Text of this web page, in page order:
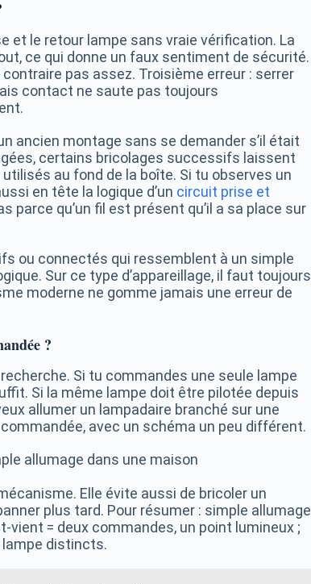
et le retour lampe sans vraie vérification. La
ce qui donne un faux sentiment de sécurité.
pas assez. Troisième erreur : serrer
contact ne saute pas toujours
ancien montage sans se demander s’il était
certains bricolages successifs laissent
au fond de la boîte. Si tu observes un
en tête la logique d’un circuit prise et
parce qu’un fil est présent qu’il a sa place sur
ou connectés qui ressemblent à un simple
Sur ce type d’appareillage, il faut toujours
moderne ne gomme jamais une erreur de
?
Si tu commandes une seule lampe
Si la même lampe doit être pilotée depuis
allumer un lampadaire branché sur une
avec un schéma un peu différent.
Elle évite aussi de bricoler un
plus tard. Pour résumer : simple allumage
vient = deux commandes, un point lumineux ;
lampe distincts.